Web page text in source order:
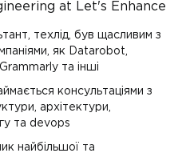
at Let's Enhance
техлід, був щасливим з
як Datarobot,
та інші
консультаціями з
архітектури,
та devops
найбільшої та